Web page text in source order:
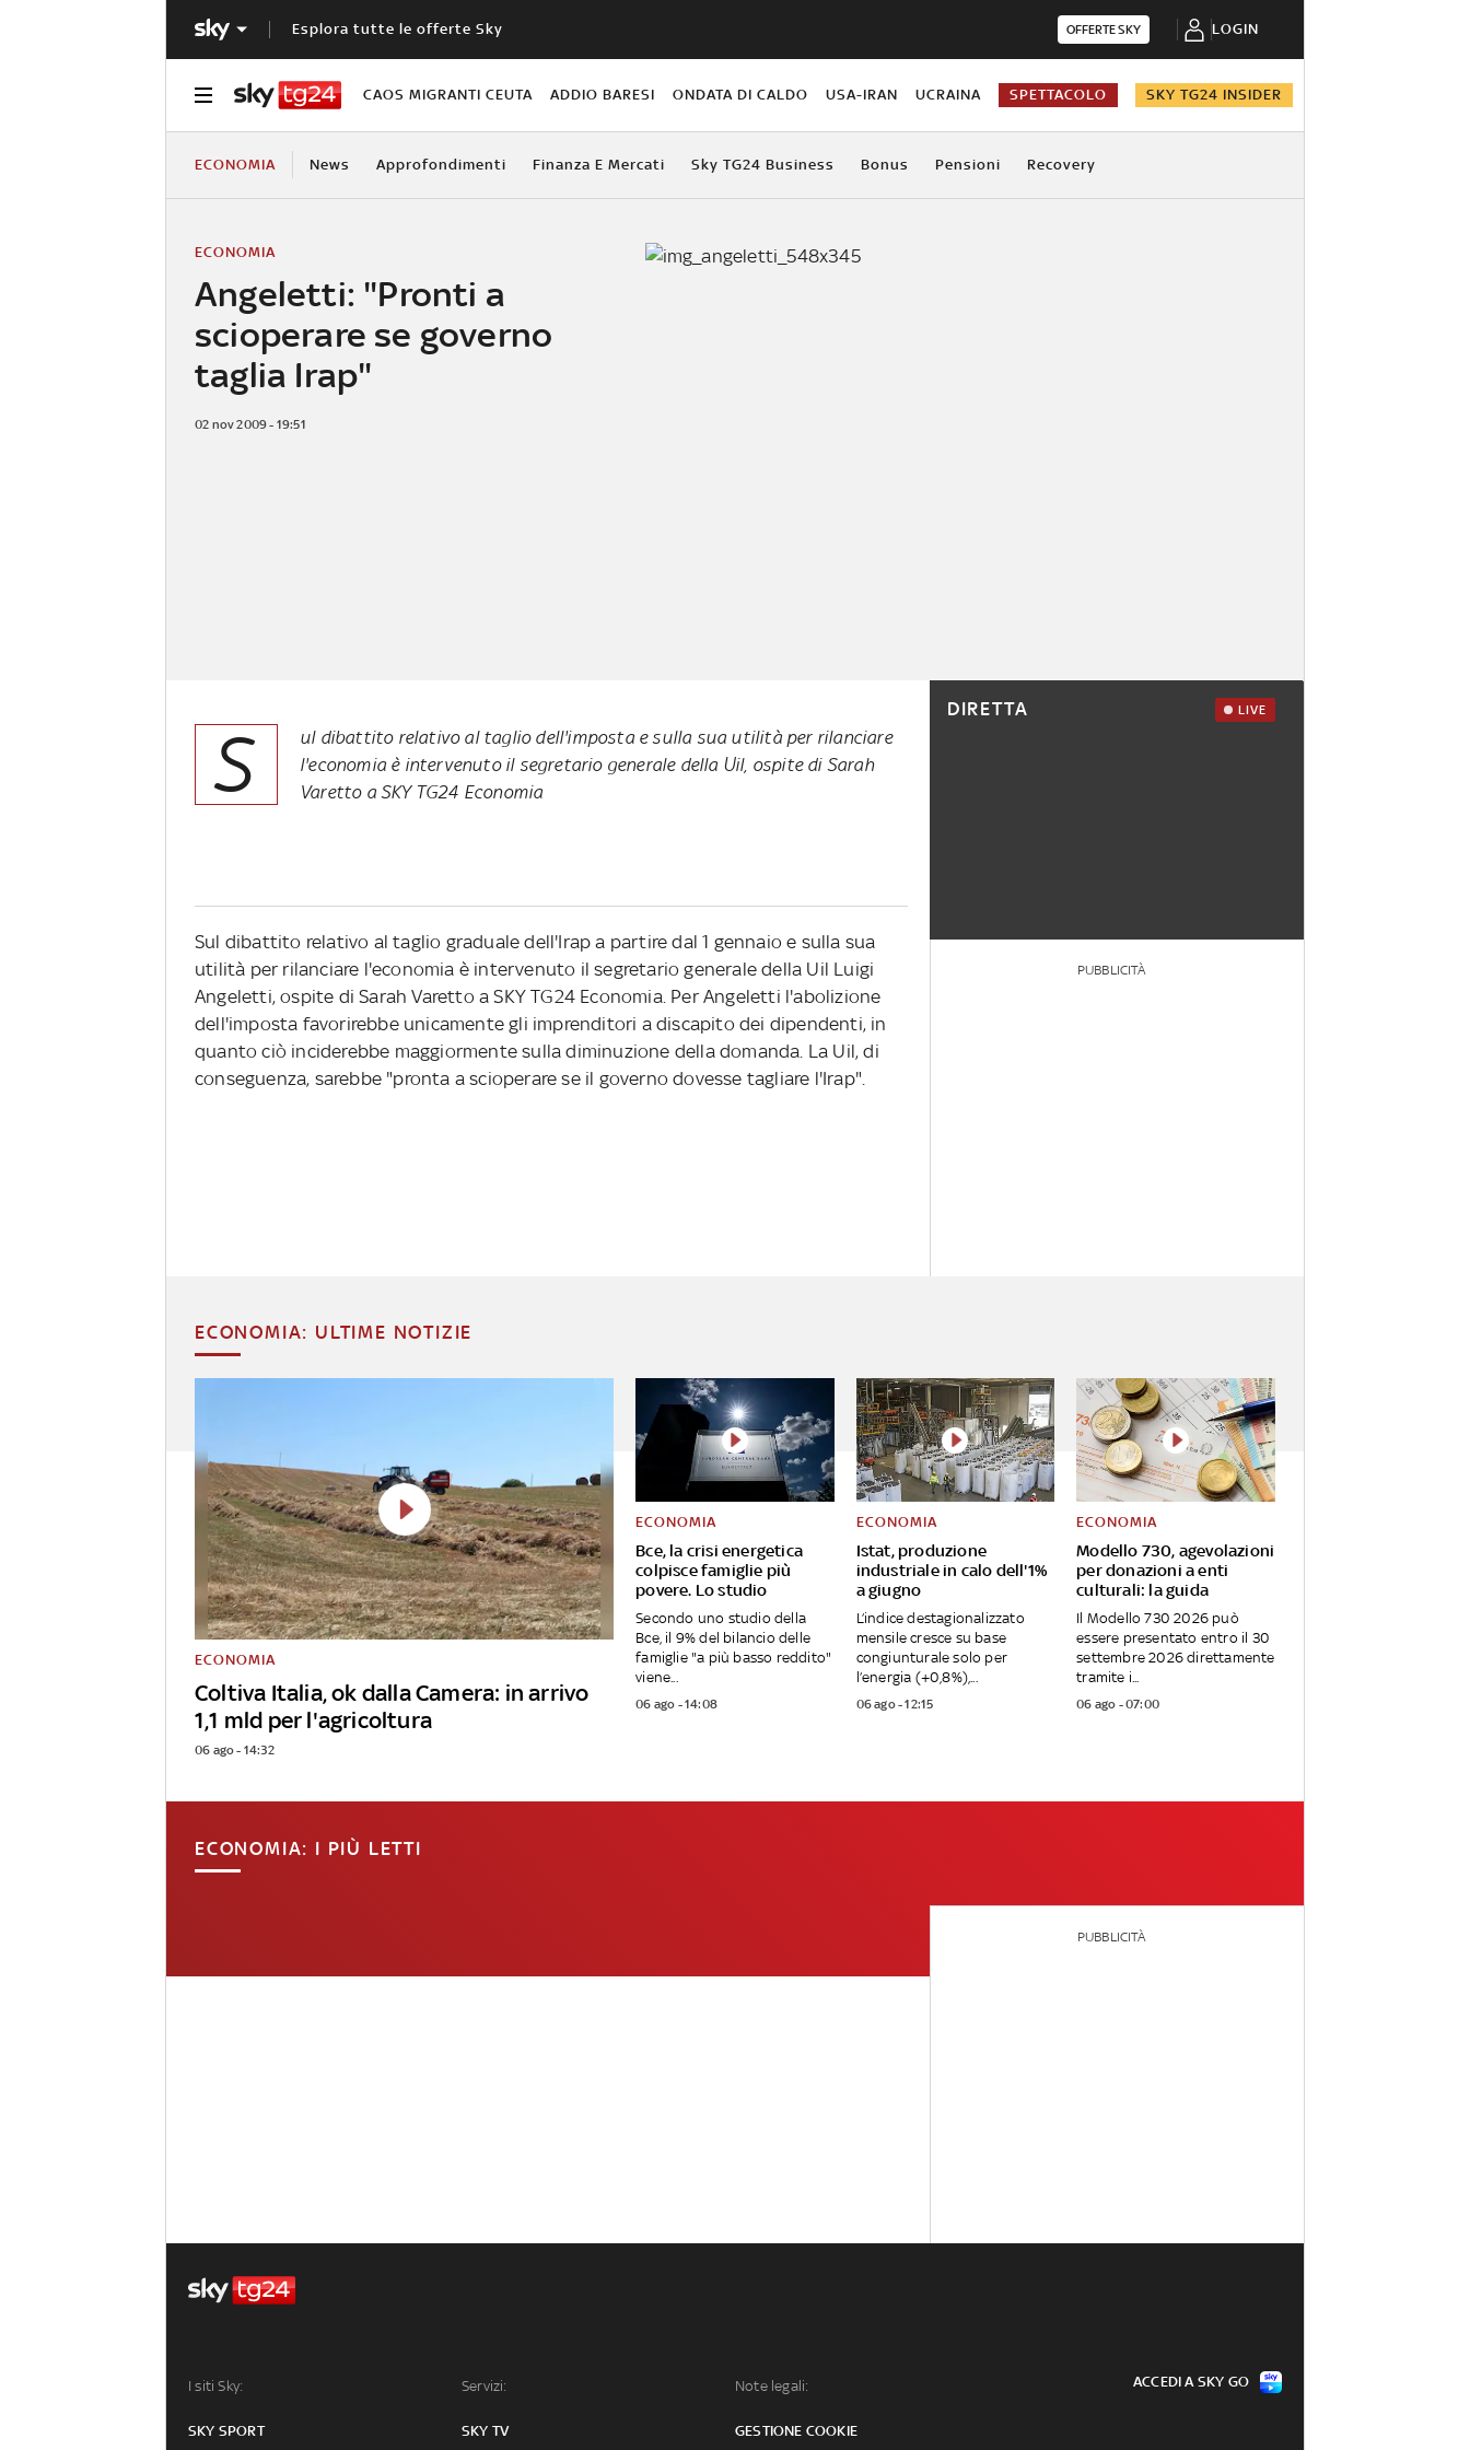
Esplora tutte le offerte Sky OFFERTE SKY LOGIN
CAOS MIGRANTI CEUTA ADDIO BARESI ONDATA DI CALDO USA-IRAN UCRAINA SPETTACOLO SKY TG24 INSIDER
ECONOMIA News Approfondimenti Finanza E Mercati Sky TG24 Business Bonus Pensioni Recovery
Angeletti: "Pronti a
scioperare se governo
taglia Irap"
ECONOMIA
02 nov 2009 - 19:51
S
ul dibattito relativo al taglio dell'imposta e sulla sua utilità per rilanciare
l'economia è intervenuto il segretario generale della Uil, ospite di Sarah
Varetto a SKY TG24 Economia
Sul dibattito relativo al taglio graduale dell'Irap a partire dal 1 gennaio e sulla sua
utilità per rilanciare l'economia è intervenuto il segretario generale della Uil Luigi
Angeletti, ospite di Sarah Varetto a SKY TG24 Economia. Per Angeletti l'abolizione
dell'imposta favorirebbe unicamente gli imprenditori a discapito dei dipendenti, in
quanto ciò inciderebbe maggiormente sulla diminuzione della domanda. La Uil, di
conseguenza, sarebbe "pronta a scioperare se il governo dovesse tagliare l'Irap".
DIRETTA LIVE
PUBBLICITÀ
ECONOMIA: ULTIME NOTIZIE
Coltiva Italia, ok dalla Camera: in arrivo
1,1 mld per l'agricoltura
ECONOMIA
06 ago - 14:32
Bce, la crisi energetica
colpisce famiglie più
povere. Lo studio
ECONOMIA
Secondo uno studio della
Bce, il 9% del bilancio delle
famiglie "a più basso reddito"
viene...
06 ago - 14:08
Istat, produzione
industriale in calo dell'1%
a giugno
ECONOMIA
L’indice destagionalizzato
mensile cresce su base
congiunturale solo per
l’energia (+0,8%),...
06 ago - 12:15
Modello 730, agevolazioni
per donazioni a enti
culturali: la guida
ECONOMIA
Il Modello 730 2026 può
essere presentato entro il 30
settembre 2026 direttamente
tramite i...
06 ago - 07:00
ECONOMIA: I PIÙ LETTI
PUBBLICITÀ
I siti Sky:
SKY SPORT
Servizi:
SKY TV
Note legali:
GESTIONE COOKIE
ACCEDI A SKY GO